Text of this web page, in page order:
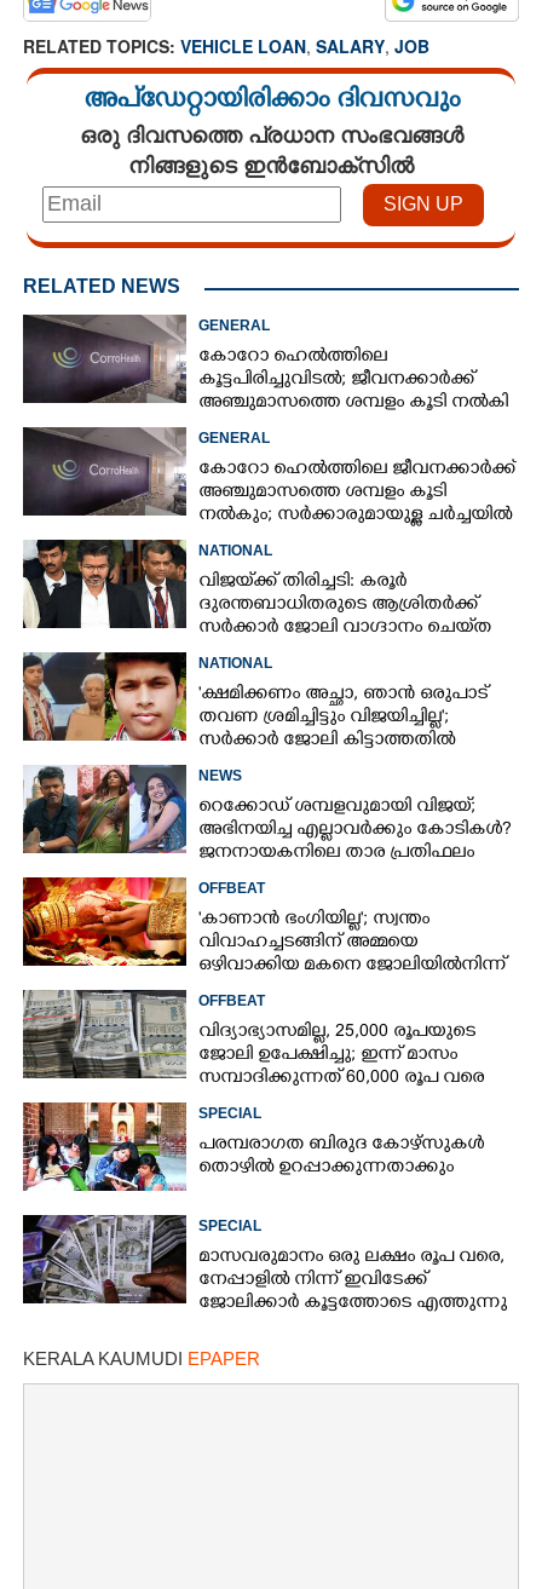
RELATED TOPICS: VEHICLE LOAN, SALARY, JOB
അപ്ഡേറ്റായിരിക്കാം ദിവസവും
ഒരു ദിവസത്തെ പ്രധാന സംഭവങ്ങൾ
നിങ്ങളുടെ ഇൻബോക്സിൽ
RELATED NEWS
GENERAL
കോറോ ഹെൽത്തിലെ
കൂട്ടപിരിച്ചുവിടൽ; ജീവനക്കാർക്ക്
അഞ്ചുമാസത്തെ ശമ്പളം കൂടി നൽകി
GENERAL
കോറോ ഹെൽത്തിലെ ജീവനക്കാർക്ക്
അഞ്ചുമാസത്തെ ശമ്പളം കൂടി
നൽകും; സർക്കാരുമായുള്ള ചർച്ചയിൽ
NATIONAL
വിജയ്‌ക്ക് തിരിച്ചടി: കരൂർ
ദുരന്തബാധിതരുടെ ആശ്രിതർക്ക്
സർക്കാർ ജോലി വാഗ്ദാനം ചെയ്‌ത
NATIONAL
'ക്ഷമിക്കണം അച്ഛാ, ‌ഞാൻ ഒരുപാട്
തവണ ശ്രമിച്ചിട്ടും വിജയിച്ചില്ല';
സർക്കാർ ജോലി കിട്ടാത്തതിൽ
NEWS
റെക്കോഡ് ശമ്പളവുമായി വിജയ്;
അഭിനയിച്ച എല്ലാവർക്കും കോടികൾ?
ജനനായകനിലെ താര പ്രതിഫലം
OFFBEAT
'കാണാൻ ഭംഗിയില്ല'; സ്വന്തം
വിവാഹച്ചടങ്ങിന് അമ്മയെ
ഒഴിവാക്കിയ മകനെ ജോലിയിൽനിന്ന്
OFFBEAT
വിദ്യാഭ്യാസമില്ല, 25,000 രൂപയുടെ
ജോലി ഉപേക്ഷിച്ചു; ഇന്ന് മാസം
സമ്പാദിക്കുന്നത് 60,000 രൂപ വരെ
SPECIAL
പരമ്പരാഗത ബിരുദ കോഴ്സുകൾ
തൊഴിൽ ഉറപ്പാക്കുന്നതാക്കും
SPECIAL
മാസവരുമാനം ഒരു ലക്ഷം രൂപ വരെ,
നേപ്പാളിൽ നിന്ന് ഇവിടേക്ക്
ജോലിക്കാർ കൂട്ടത്തോടെ എത്തുന്നു
KERALA KAUMUDI EPAPER
Copy Link